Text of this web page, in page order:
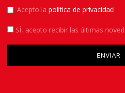
Acepto la política de privacidad
SÍ, acepto recibir las últimas
Please leave this field empty.